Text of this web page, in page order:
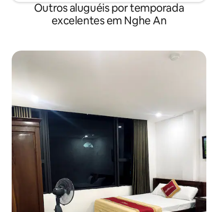
Outros aluguéis por temporada
excelentes em Nghe An